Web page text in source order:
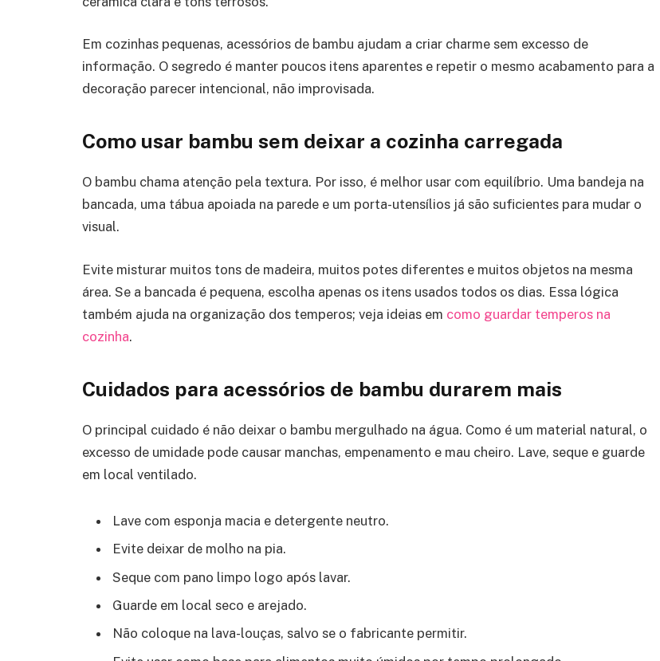
Em cozinhas pequenas, acessórios de bambu ajudam a criar charme sem excesso de
informação. O segredo é manter poucos itens aparentes e repetir o mesmo acabamento para a
decoração parecer intencional, não improvisada.
Como usar bambu sem deixar a cozinha carregada
O bambu chama atenção pela textura. Por isso, é melhor usar com equilíbrio. Uma bandeja na
bancada, uma tábua apoiada na parede e um porta-utensílios já são suficientes para mudar o
visual.
Evite misturar muitos tons de madeira, muitos potes diferentes e muitos objetos na mesma
área. Se a bancada é pequena, escolha apenas os itens usados todos os dias. Essa lógica
também ajuda na organização dos temperos; veja ideias em como guardar temperos na
cozinha.
Cuidados para acessórios de bambu durarem mais
O principal cuidado é não deixar o bambu mergulhado na água. Como é um material natural, o
excesso de umidade pode causar manchas, empenamento e mau cheiro. Lave, seque e guarde
em local ventilado.
Lave com esponja macia e detergente neutro.
Evite deixar de molho na pia.
Seque com pano limpo logo após lavar.
Guarde em local seco e arejado.
Não coloque na lava-louças, salvo se o fabricante permitir.